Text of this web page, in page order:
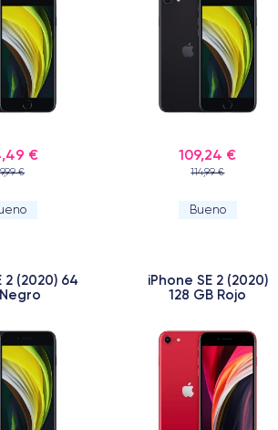
€
€
109,24 €
114,99 €
Bueno
2 (2020) 64
iPhone SE 2 (2020)
128 GB Rojo